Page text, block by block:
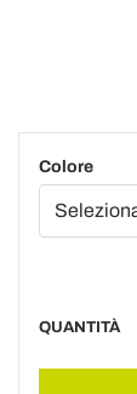
Colore
QUANTITÀ